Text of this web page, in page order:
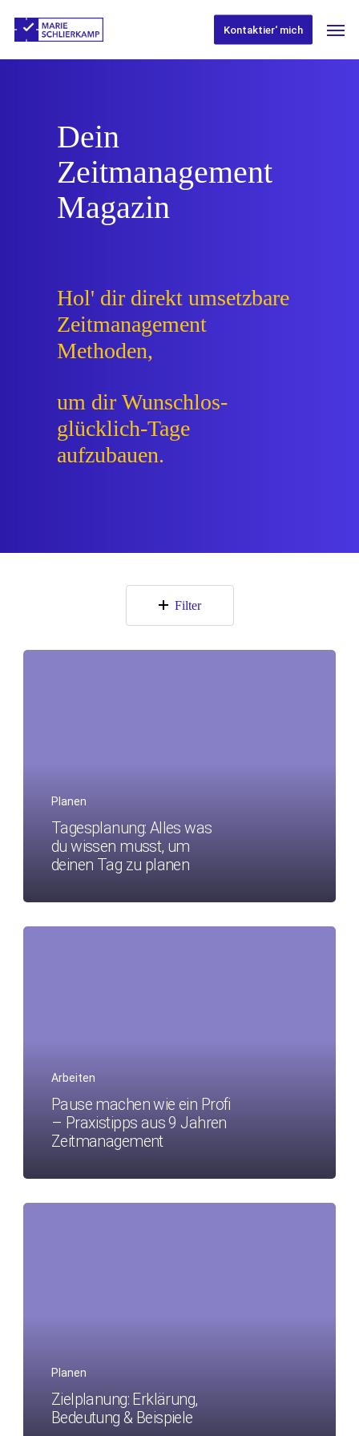
Kontaktier‘ mich
Dein
Zeitmanagement
Magazin
Hol' dir direkt umsetzbare
Zeitmanagement
Methoden,
um dir Wunschlos-
glücklich-Tage
aufzubauen.
Filter
Planen
Tagesplanung: Alles was
du wissen musst, um
deinen Tag zu planen
Arbeiten
Pause machen wie ein Profi
– Praxistipps aus 9 Jahren
Zeitmanagement
Planen
Zielplanung: Erklärung,
Bedeutung & Beispiele